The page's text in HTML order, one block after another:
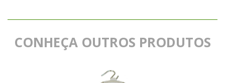
CONHEÇA OUTROS PRODUTOS